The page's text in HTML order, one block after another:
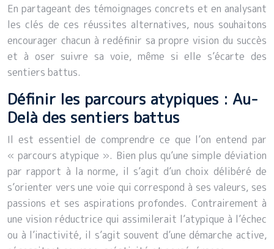
En partageant des témoignages concrets et en analysant
les clés de ces réussites alternatives, nous souhaitons
encourager chacun à redéfinir sa propre vision du succès
et à oser suivre sa voie, même si elle s’écarte des
sentiers battus.
Définir les parcours atypiques : Au-
Delà des sentiers battus
Il est essentiel de comprendre ce que l’on entend par
« parcours atypique ». Bien plus qu’une simple déviation
par rapport à la norme, il s’agit d’un choix délibéré de
s’orienter vers une voie qui correspond à ses valeurs, ses
passions et ses aspirations profondes. Contrairement à
une vision réductrice qui assimilerait l’atypique à l’échec
ou à l’inactivité, il s’agit souvent d’une démarche active,